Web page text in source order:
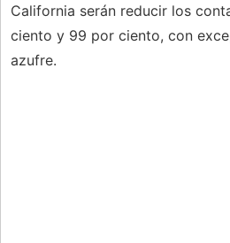
California serán reducir los
ciento y 99 por ciento, con
azufre.